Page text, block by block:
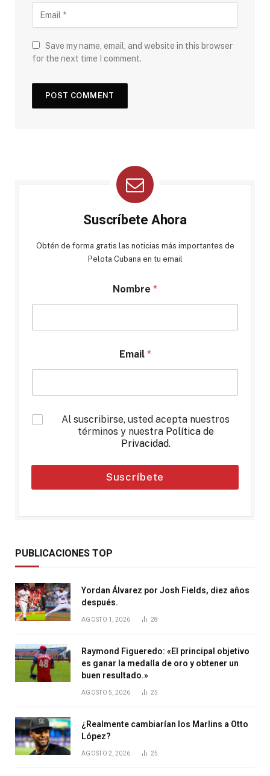
Save my name, email, and website in this browser
for the next time I comment.
Suscríbete Ahora
Obtén de forma gratis las noticias más importantes de
Pelota Cubana en tu email
Nombre *
Email *
*
Al suscribirse, usted acepta nuestros
términos y nuestra Política de
Privacidad.
Suscríbete
PUBLICACIONES TOP
Yordan Álvarez por Josh Fields, diez años
después.
AGOSTO 1, 2026 28
Raymond Figueredo: «El principal objetivo
es ganar la medalla de oro y obtener un
buen resultado.»
AGOSTO 5, 2026 25
¿Realmente cambiarían los Marlins a Otto
López?
AGOSTO 2, 2026 25